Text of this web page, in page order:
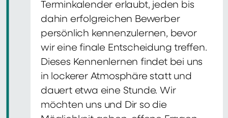
Terminkalender erlaubt, jeden bis
dahin erfolgreichen Bewerber
persönlich kennenzulernen, bevor
wir eine finale Entscheidung treffen.
Dieses Kennenlernen findet bei uns
in lockerer Atmosphäre statt und
dauert etwa eine Stunde. Wir
möchten uns und Dir so die